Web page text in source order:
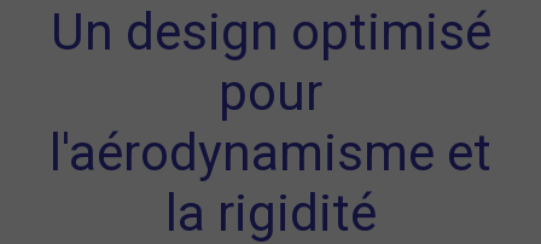
Un design optimisé
pour
l'aérodynamisme et
la rigidité